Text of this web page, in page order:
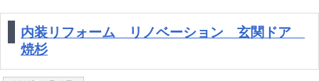
内装リフォーム リノベーション 玄関ドア
焼杉